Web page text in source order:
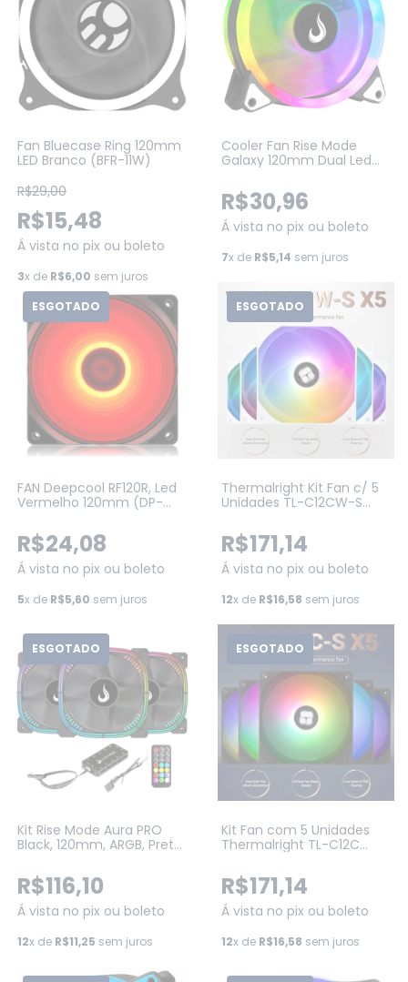
Fan Bluecase Ring 120mm
LED Branco (BFR-11W)
R$29,00
R$15,48
Á vista no pix ou boleto
3x de R$6,00 sem juros
Cooler Fan Rise Mode
Galaxy 120mm Dual Led
R$30,96
Á vista no pix ou boleto
7x de R$5,14 sem juros
ESGOTADO
FAN Deepcool RF120R, Led
Vermelho 120mm (DP-
R$24,08
Á vista no pix ou boleto
5x de R$5,60 sem juros
ESGOTADO
Thermalright Kit Fan c/ 5
Unidades TL-C12CW-S
C12CW-S5)
R$171,14
Á vista no pix ou boleto
12x de R$16,58 sem juros
ESGOTADO
Kit Rise Mode Aura PRO
Black, 120mm, ARGB, Preto
R$116,10
Á vista no pix ou boleto
12x de R$11,25 sem juros
ESGOTADO
Kit Fan com 5 Unidades
Thermalright TL-C12C
X5)
R$171,14
Á vista no pix ou boleto
12x de R$16,58 sem juros